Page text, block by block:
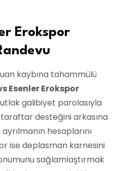
Erokspor
kaybına tahammülü
Esenler Erokspor
galibiyet parolasıyla
taraftar desteğini arkasına
hesaplarını
ise deplasman karnesini
sağlamlaştırmak